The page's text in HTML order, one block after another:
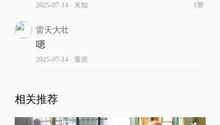
2025-07-14∙ 未知 1赞
雷天大壮
嗯
2025-07-14∙ 重庆
相关推荐